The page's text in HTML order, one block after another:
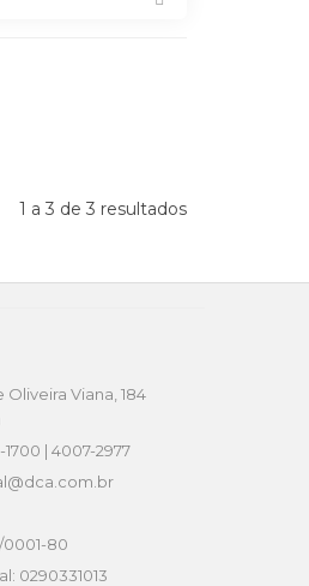
1 a 3 de 3 resultados
Oliveira Viana, 184
1700 | 4007-2977
0001-80
0290331013